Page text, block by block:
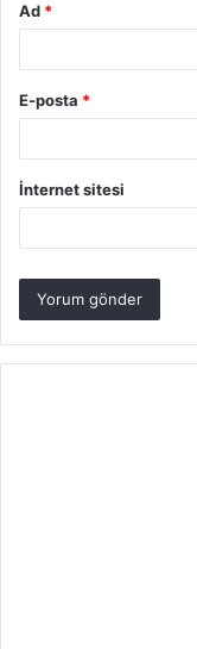
Ad *
E-posta *
İnternet sitesi